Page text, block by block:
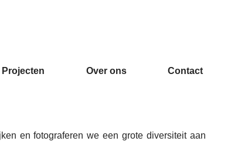
Projecten Over ons Contact
en fotograferen we een grote diversiteit aan